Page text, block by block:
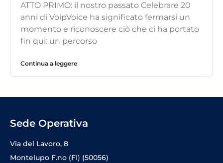
ATTO PRIMO: il nostro passato Celebrare 20
anni di VoipVoice ha significato fermarsi un
momento e riconoscere ciò che ci ha portato
fin qui: un percorso
Continua a leggere
Sede Operativa
Via del Lavoro, 8
Montelupo F.no (FI) (50056)